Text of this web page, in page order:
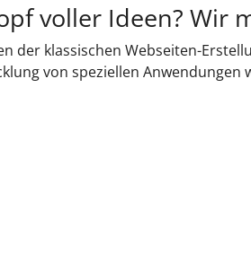
voller Ideen? Wir
der klassischen Webseiten-
von speziellen